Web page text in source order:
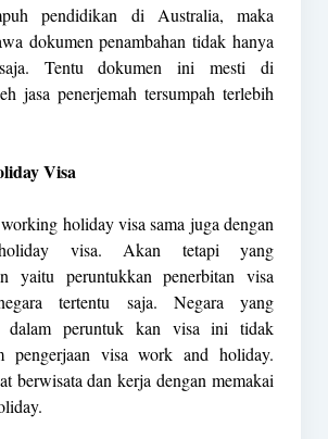
pendidikan di Australia, maka
dokumen penambahan tidak hanya
Tentu dokumen ini mesti di
jasa penerjemah tersumpah terlebih
Visa
holiday visa sama juga dengan
visa. Akan tetapi yang
yaitu peruntukkan penerbitan visa
tertentu saja. Negara yang
dalam peruntuk kan visa ini tidak
pengerjaan visa work and holiday.
berwisata dan kerja dengan memakai